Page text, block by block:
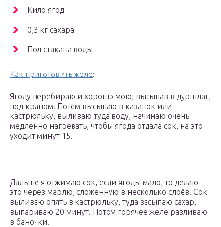
Кило ягод
0,3 кг сахара
Пол стакана воды
Как приготовить желе:
Ягоду перебираю и хорошо мою, высыпав в дуршлаг,
под краном. Потом высыпаю в казанок или
кастрюльку, выливаю туда воду, начинаю очень
медленно нагревать, чтобы ягода отдала сок, на это
уходит минут 15.
Дальше я отжимаю сок, если ягоды мало, то делаю
это через марлю, сложенную в несколько слоёв. Сок
выливаю опять в кастрюльку, туда засыпаю сахар,
выпариваю 20 минут. Потом горячее желе разливаю
в баночки.